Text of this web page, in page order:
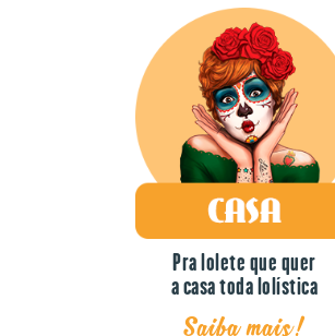
Pra lolete que quer
a casa toda lolística
Saiba mais!